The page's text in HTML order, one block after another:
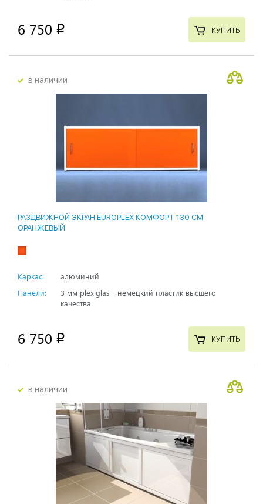
6 750 p КУПИТЬ
в наличии
РАЗДВИЖНОЙ ЭКРАН EUROPLEX КОМФОРТ 130 СМ
ОРАНЖЕВЫЙ
Каркас:
алюминий
Панели:
3 мм plexiglas - немецкий пластик высшего
качества
6 750 p КУПИТЬ
в наличии